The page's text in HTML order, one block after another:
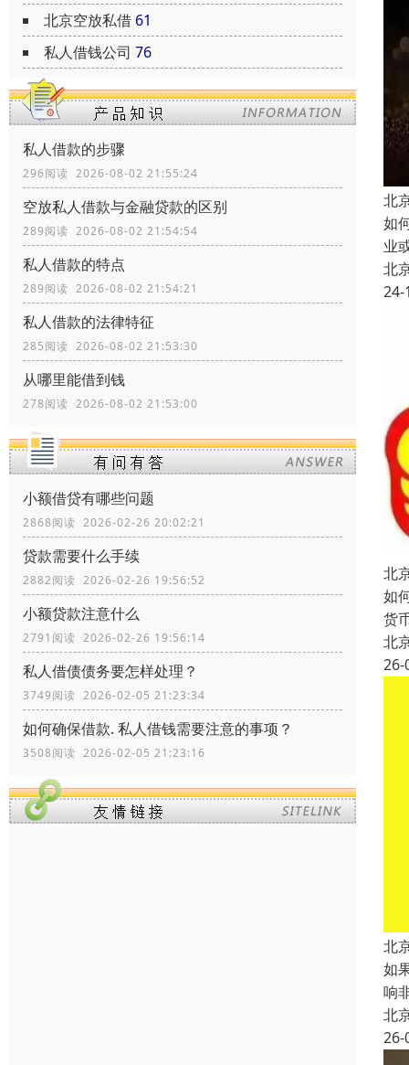
北京空放私借 61
私人借钱公司 76
私人借款的步骤
296阅读 2026-08-02 21:55:24
空放私人借款与金融贷款的区别
289阅读 2026-08-02 21:54:54
私人借款的特点
289阅读 2026-08-02 21:54:21
私人借款的法律特征
285阅读 2026-08-02 21:53:30
从哪里能借到钱
278阅读 2026-08-02 21:53:00
小额借贷有哪些问题
2868阅读 2026-02-26 20:02:21
贷款需要什么手续
2882阅读 2026-02-26 19:56:52
小额贷款注意什么
2791阅读 2026-02-26 19:56:14
私人借债债务要怎样处理？
3749阅读 2026-02-05 21:23:34
如何确保借款. 私人借钱需要注意的事项？
3508阅读 2026-02-05 21:23:16
北
如
业
北
24-
北
如
货
北
26-
北
如
响
北
26-